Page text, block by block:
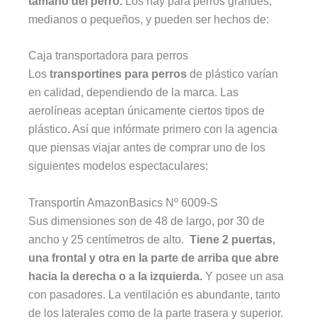
medianos o pequeños, y pueden ser hechos de:
Caja transportadora para perros
Los transportines para perros de plástico varían
en calidad, dependiendo de la marca. Las
aerolíneas aceptan únicamente ciertos tipos de
plástico. Así que infórmate primero con la agencia
que piensas viajar antes de comprar uno de los
siguientes modelos espectaculares:
Transportín AmazonBasics Nº 6009-S
Sus dimensiones son de 48 de largo, por 30 de
ancho y 25 centímetros de alto. Tiene 2 puertas,
una frontal y otra en la parte de arriba que abre
hacia la derecha o a la izquierda. Y posee un asa
con pasadores. La ventilación es abundante, tanto
de los laterales como de la parte trasera y superior.